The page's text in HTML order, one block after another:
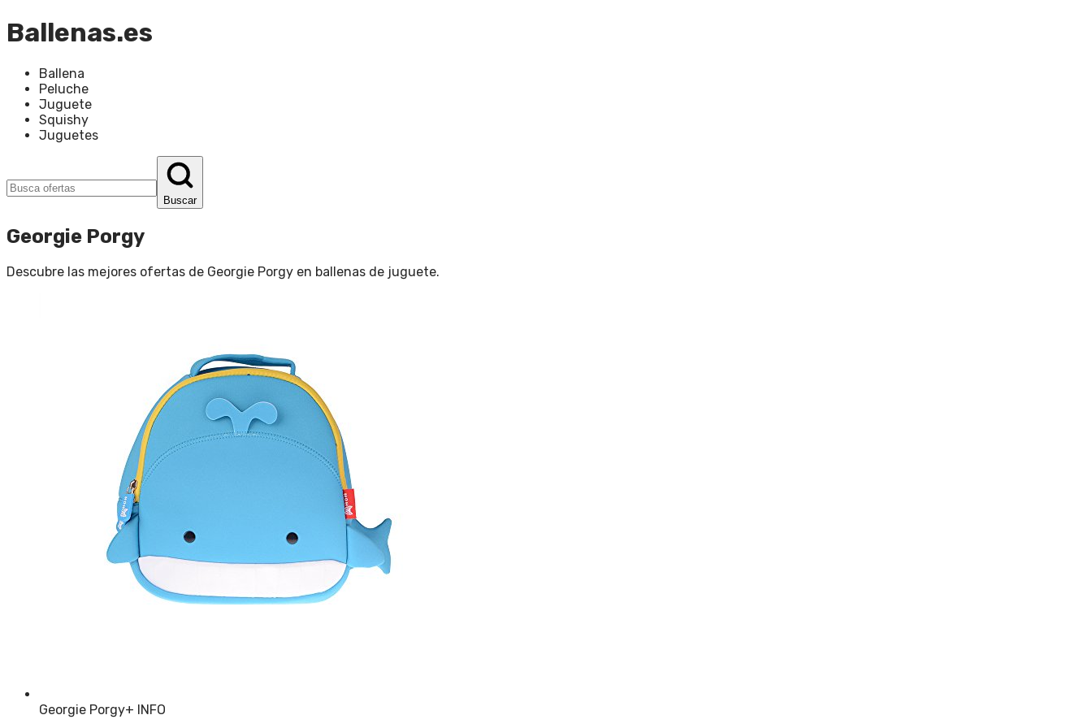
Ballenas.es
Ballena
Peluche
Juguete
Squishy
Juguetes
Buscar
Georgie Porgy
Descubre las mejores ofertas de Georgie Porgy en ballenas de juguete.
Georgie Porgy+ INFO